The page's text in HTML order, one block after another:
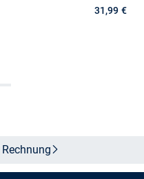
31,99 €
Rechnung